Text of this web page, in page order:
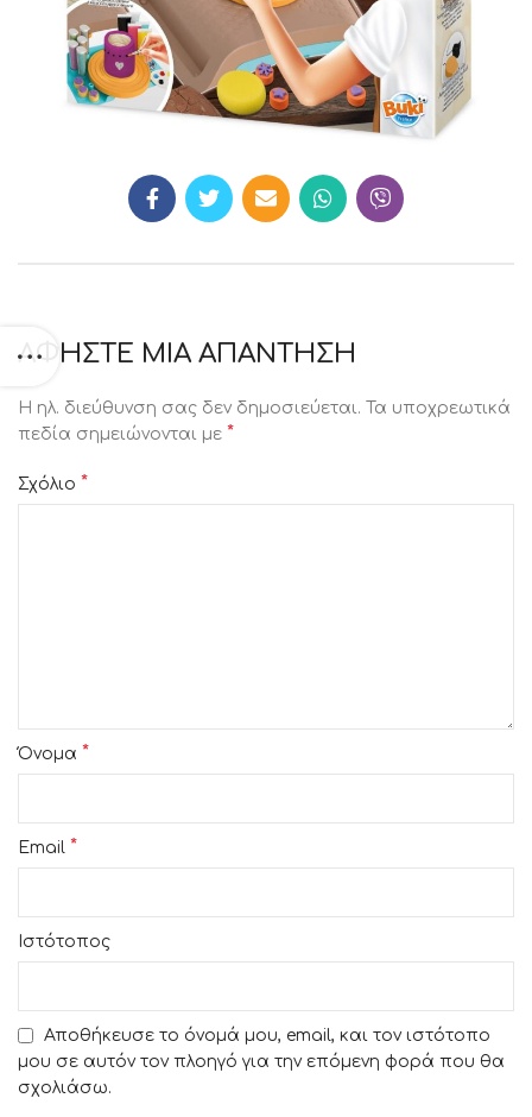
ΑΦΉΣΤΕ ΜΙΑ ΑΠΆΝΤΗΣΗ
Η ηλ. διεύθυνση σας δεν δημοσιεύεται. Τα υποχρεωτικά
πεδία σημειώνονται με *
Σχόλιο *
Όνομα *
Email *
Ιστότοπος
Αποθήκευσε το όνομά μου, email, και τον ιστότοπο
μου σε αυτόν τον πλοηγό για την επόμενη φορά που θα
σχολιάσω.